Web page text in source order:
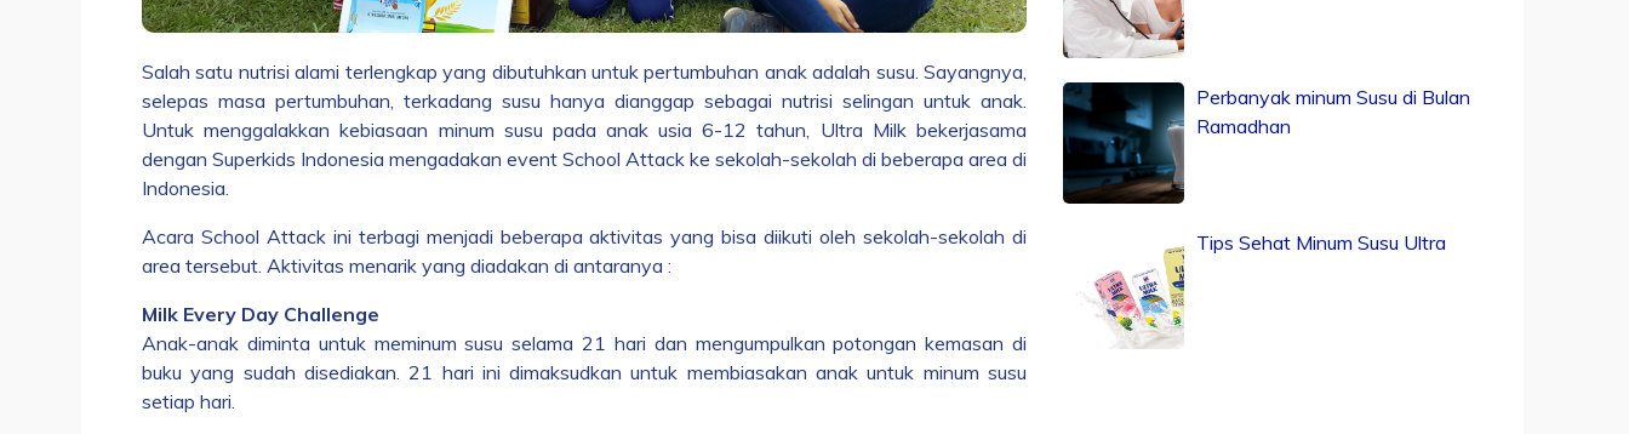
Salah satu nutrisi alami terlengkap yang dibutuhkan untuk pertumbuhan anak adalah susu. Sayangnya,
selepas masa pertumbuhan, terkadang susu hanya dianggap sebagai nutrisi selingan untuk anak.
Untuk menggalakkan kebiasaan minum susu pada anak usia 6-12 tahun, Ultra Milk bekerjasama
dengan Superkids Indonesia mengadakan event School Attack ke sekolah-sekolah di beberapa area di
Indonesia.
Acara School Attack ini terbagi menjadi beberapa aktivitas yang bisa diikuti oleh sekolah-sekolah di
area tersebut. Aktivitas menarik yang diadakan di antaranya :
Milk Every Day Challenge
Anak-anak diminta untuk meminum susu selama 21 hari dan mengumpulkan potongan kemasan di
buku yang sudah disediakan. 21 hari ini dimaksudkan untuk membiasakan anak untuk minum susu
setiap hari.
Perbanyak minum Susu di Bulan
Ramadhan
Tips Sehat Minum Susu Ultra